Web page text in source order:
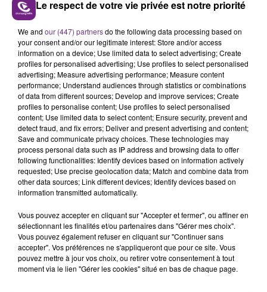
LE MAGASIN JOUÉCLUB DE REIMS FERME
SES PORTES
C'était l'une des institutions du centre-ville
rémois. Le magasin JouéClub est contraint de
fermer ses portes.
TITRES DIFFUSÉS
12h23
12h23 12h20
12h20
Le respect de votre vie privée est notre priorité
We and our (447) partnersdo the following data processing based on
your consent and/or our legitimate interest: Store and/or access
information on a device; Use limited data to select advertising; Create
profiles for personalised advertising; Use profiles to select personalised
advertising; Measure advertising performance; Measure content
performance; Understand audiences through statistics or combinations
of data from different sources; Develop and improve services; Create
profiles to personalise content; Use profiles to select personalised
content; Use limited data to select content; Ensure security, prevent and
detect fraud, and fix errors; Deliver and present advertising and content;
Save and communicate privacy choices. These technologies may
process personal data such as IP address and browsing data to offer
following functionalities: Identify devices based on information actively
requested; Use precise geolocation data; Match and combine data from
other data sources; Link different devices; Identify devices based on
information transmitted automatically.
Vous pouvez accepter en cliquant sur "Accepter et fermer", ou affiner en
sélectionnant les finalités et/ou partenaires dans "Gérer mes choix".
Vous pouvez également refuser en cliquant sur "Continuer sans
accepter". Vos préférences ne s'appliqueront que pour ce site. Vous
pouvez mettre à jour vos choix, ou retirer votre consentement à tout
moment via le lien "Gérer les cookies" situé en bas de chaque page.